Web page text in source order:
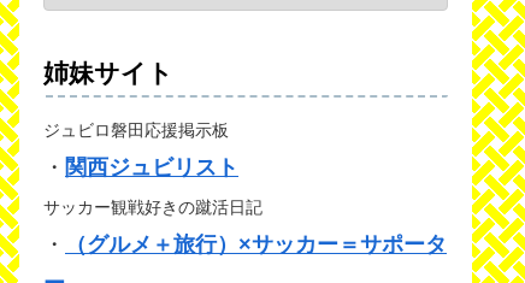
姉妹サイト
ジュビロ磐田応援掲示板
・ 関西ジュビリスト
サッカー観戦好きの蹴活日記
・
（グルメ＋旅行）×サッカー＝サポータ